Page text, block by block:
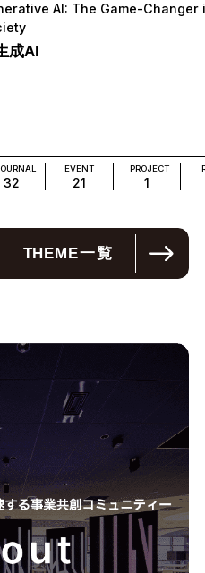
AI: The Game-Changer
成AI
32
EVENT
21
PROJECT
1
THEME一覧